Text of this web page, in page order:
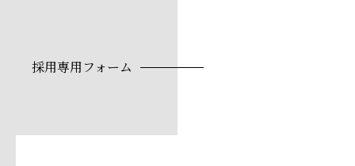
採用専用フォーム